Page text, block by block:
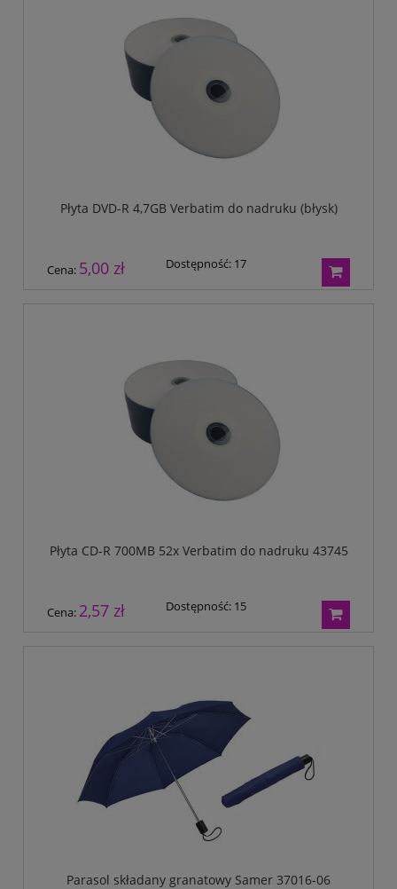
Płyta DVD-R 4,7GB Verbatim do nadruku (błysk)
Cena: 5,00 zł Dostępność: 17
Płyta CD-R 700MB 52x Verbatim do nadruku 43745
Cena: 2,57 zł Dostępność: 15
Parasol składany granatowy Samer 37016-06